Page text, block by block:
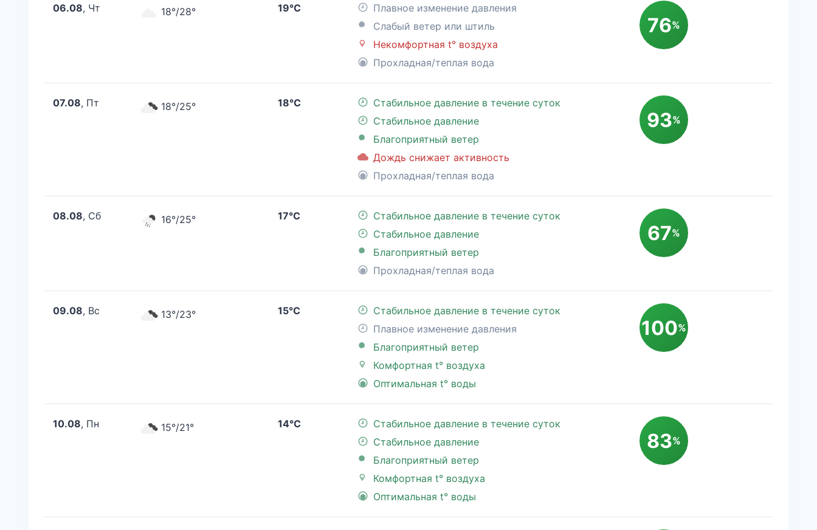
06.08, Чт 18°/28° 19°C
Плавное изменение давления
Слабый ветер или штиль
Некомфортная t° воздуха
Прохладная/теплая вода
76%
07.08, Пт 18°/25° 18°C
Стабильное давление в течение суток
Стабильное давление
Благоприятный ветер
Дождь снижает активность
Прохладная/теплая вода
93%
08.08, Сб 16°/25° 17°C
Стабильное давление в течение суток
Стабильное давление
Благоприятный ветер
Прохладная/теплая вода
67%
09.08, Вс 13°/23° 15°C
Стабильное давление в течение суток
Плавное изменение давления
Благоприятный ветер
Комфортная t° воздуха
Оптимальная t° воды
100%
10.08, Пн 15°/21° 14°C
Стабильное давление в течение суток
Стабильное давление
Благоприятный ветер
Комфортная t° воздуха
Оптимальная t° воды
83%